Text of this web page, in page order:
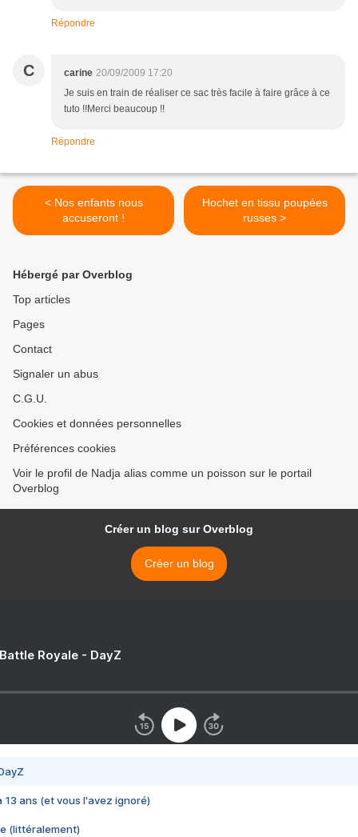
Répondre
C carine 20/09/2009 17:20
Je suis en train de réaliser ce sac très facile à faire grâce à ce
tuto !!Merci beaucoup !!
Répondre
< Nos enfants nous
accuseront !
Hochet en tissu poupées
russes >
Hébergé par Overblog
Top articles
Pages
Contact
Signaler un abus
C.G.U.
Cookies et données personnelles
Préférences cookies
Voir le profil de Nadja alias comme un poisson sur le portail
Overblog
Créer un blog sur Overblog
Créer un blog
Royale - DayZ
13 ans (et vous l'avez ignoré)
(littéralement)